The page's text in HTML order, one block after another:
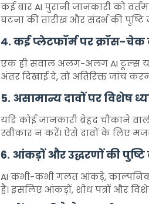
कई बार AI पुरानी जानकारी को
घटना की तारीख और संदर्भ की
4. कई प्लेटफॉर्म पर क्रॉस-
एक ही सवाल अलग-अलग AI टूल्स या
अंतर दिखाई दे, तो अतिरिक्त जांच
5. असामान्य दावों पर विशेष
यदि कोई जानकारी बेहद चौंकाने
स्वीकार न करें। ऐसे दावों के लिए
6. आंकड़ों और उद्धरणों की
AI कभी-कभी गलत आंकड़े, काल्पनिक
है। इसलिए आंकड़ों, शोध पत्रों और